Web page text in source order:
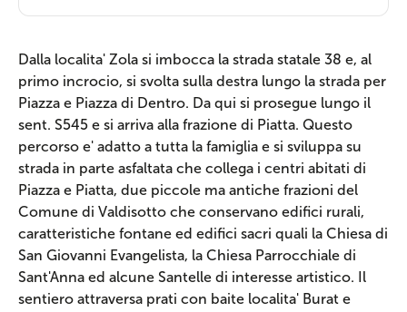
Dalla localita' Zola si imbocca la strada statale 38 e, al
primo incrocio, si svolta sulla destra lungo la strada per
Piazza e Piazza di Dentro. Da qui si prosegue lungo il
sent. S545 e si arriva alla frazione di Piatta. Questo
percorso e' adatto a tutta la famiglia e si sviluppa su
strada in parte asfaltata che collega i centri abitati di
Piazza e Piatta, due piccole ma antiche frazioni del
Comune di Valdisotto che conservano edifici rurali,
caratteristiche fontane ed edifici sacri quali la Chiesa di
San Giovanni Evangelista, la Chiesa Parrocchiale di
Sant'Anna ed alcune Santelle di interesse artistico. Il
sentiero attraversa prati con baite localita' Burat e